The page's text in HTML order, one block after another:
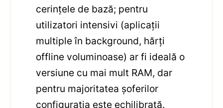
cerințele de bază; pentru
utilizatori intensivi (aplicații
multiple în background, hărți
offline voluminoase) ar fi ideală o
versiune cu mai mult RAM, dar
pentru majoritatea șoferilor
configurația este echilibrată.